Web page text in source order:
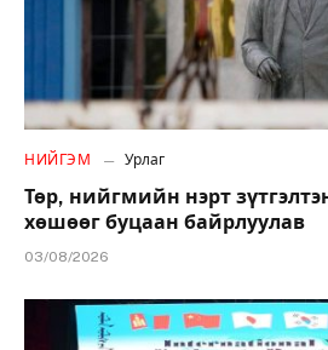
НИЙГЭМ Урлаг
Төр, нийгмийн нэрт
хөшөөг буцаан байрлуулав
03/08/2026